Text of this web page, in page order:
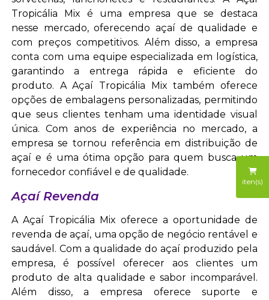
iten(s)
Tropicália Mix é uma empresa que se destaca
nesse mercado, oferecendo açaí de qualidade e
com preços competitivos. Além disso, a empresa
conta com uma equipe especializada em logística,
garantindo a entrega rápida e eficiente do
produto. A Açaí Tropicália Mix também oferece
opções de embalagens personalizadas, permitindo
que seus clientes tenham uma identidade visual
única. Com anos de experiência no mercado, a
empresa se tornou referência em distribuição de
açaí e é uma ótima opção para quem busca um
fornecedor confiável e de qualidade.
Açaí Revenda
A Açaí Tropicália Mix oferece a oportunidade de
revenda de açaí, uma opção de negócio rentável e
saudável. Com a qualidade do açaí produzido pela
empresa, é possível oferecer aos clientes um
produto de alta qualidade e sabor incomparável.
Além disso, a empresa oferece suporte e